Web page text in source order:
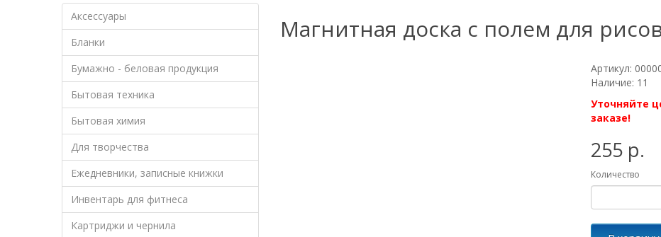
Аксессуары
Бланки
Бумажно - беловая продукция
Бытовая техника
Бытовая химия
Для творчества
Ежедневники, записные книжки
Инвентарь для фитнеса
Картриджи и чернила
Магнитная доска с полем для
Артикул:
Наличие: 11
Уточняйте
заказе!
255 р.
Количество